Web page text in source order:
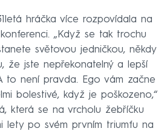
hráčka více rozpovídala na
„Když se tak trochu
světovou jedničkou, někdy
že jste nepřekonatelný a lepší
to není pravda. Ego vám začne
bolestivé, když je poškozeno,“
která se na vrcholu žebříčku
lety po svém prvním triumfu na